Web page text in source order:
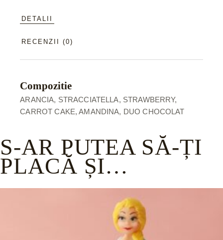
DETALII
RECENZII (0)
Compozitie
ARANCIA, STRACCIATELLA, STRAWBERRY,
CARROT CAKE, AMANDINA, DUO CHOCOLAT
S-AR PUTEA SĂ-ȚI
PLACĂ ȘI…